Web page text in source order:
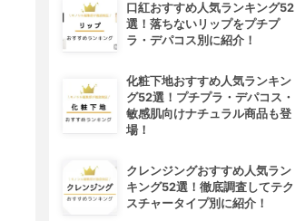
口紅おすすめ人気ランキング52
選！落ちないリップをプチプ
ラ・デパコス別に紹介！
化粧下地おすすめ人気ランキン
グ52選！プチプラ・デパコス・
敏感肌向けナチュラル商品も登
場！
クレンジングおすすめ人気ラン
キング52選！徹底調査してテク
スチャータイプ別に紹介！